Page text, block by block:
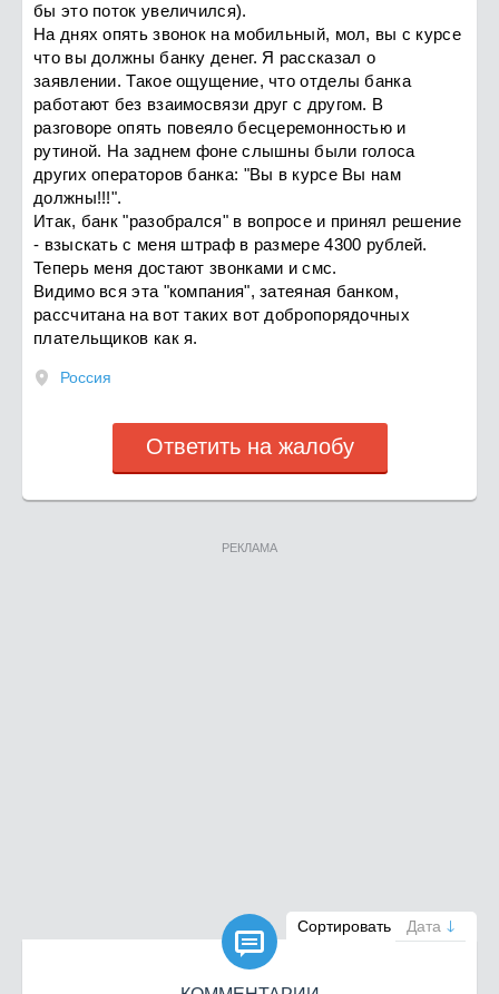
бы это поток увеличился).
На днях опять звонок на мобильный, мол, вы с курсе
что вы должны банку денег. Я рассказал о
заявлении. Такое ощущение, что отделы банка
работают без взаимосвязи друг с другом. В
разговоре опять повеяло бесцеремонностью и
рутиной. На заднем фоне слышны были голоса
других операторов банка: "Вы в курсе Вы нам
должны!!!".
Итак, банк "разобрался" в вопросе и принял решение
- взыскать с меня штраф в размере 4300 рублей.
Теперь меня достают звонками и смс.
Видимо вся эта "компания", затеяная банком,
рассчитана на вот таких вот добропорядочных
плательщиков как я.
Россия
Ответить на жалобу
РЕКЛАМА
Сортировать Дата
